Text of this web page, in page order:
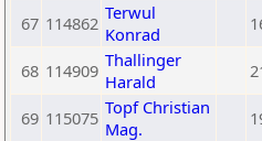
67 114862 Terwul
Konrad
68 114909 Thallinger
Harald
69 115075 Topf Christian
Mag.